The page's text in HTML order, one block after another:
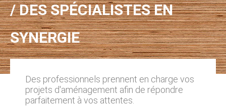
/ DES SPÉCIALISTES EN
SYNERGIE
Des professionnels prennent en charge vos
projets d'aménagement afin de répondre
parfaitement à vos attentes.